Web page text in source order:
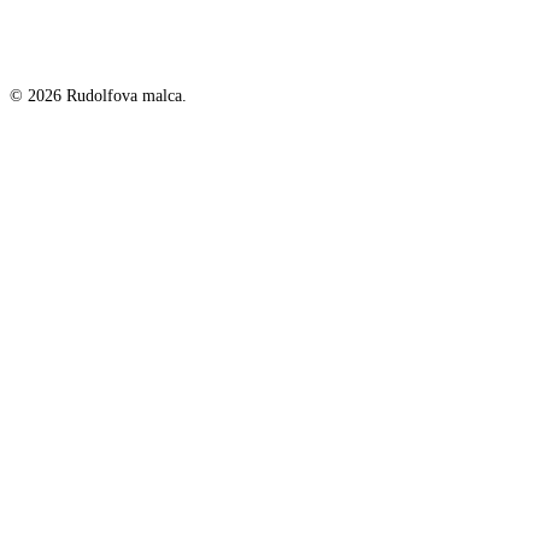
© 2026 Rudolfova malca.